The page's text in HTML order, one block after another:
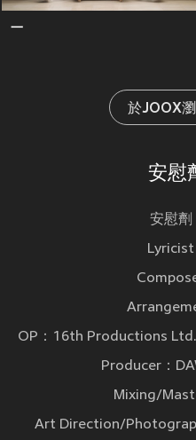
一
於JOOX
安慰
安慰劑
Lyricist
OP：16th Productions
Producer：
Mixing/
Art Direction/